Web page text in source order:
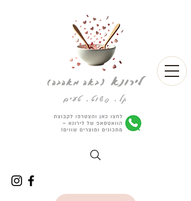
לירונא(באה מאהבה)
קל. פשוט. טעים